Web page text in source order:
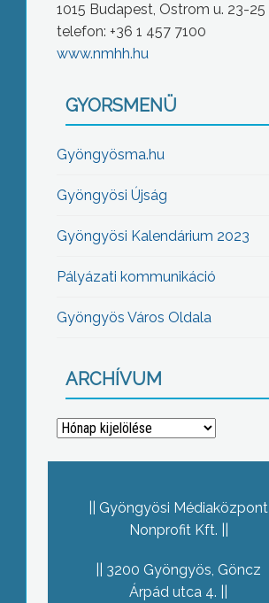
1015 Budapest, Ostrom u. 23-25
telefon: +36 1 457 7100
www.nmhh.hu
GYORSMENÜ
Gyöngyösma.hu
Gyöngyösi Újság
Gyöngyösi Kalendárium 2023
Pályázati kommunikáció
Gyöngyös Város Oldala
ARCHÍVUM
Archívum
Gyöngyösi Médiaközpont
Nonprofit Kft.
3200 Gyöngyös, Göncz
Árpád utca 4.